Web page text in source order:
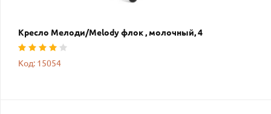
Кресло Мелоди/Melody флок , молочный, 4
Код: 15054